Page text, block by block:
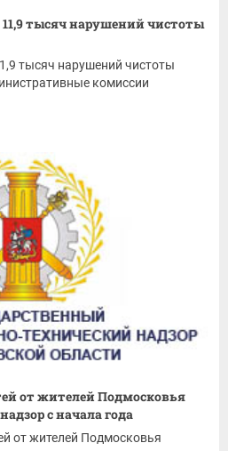
11,9 тысяч нарушений чистоты
тысяч нарушений чистоты
комиссии
от жителей Подмосковья
с начала года
от жителей Подмосковья